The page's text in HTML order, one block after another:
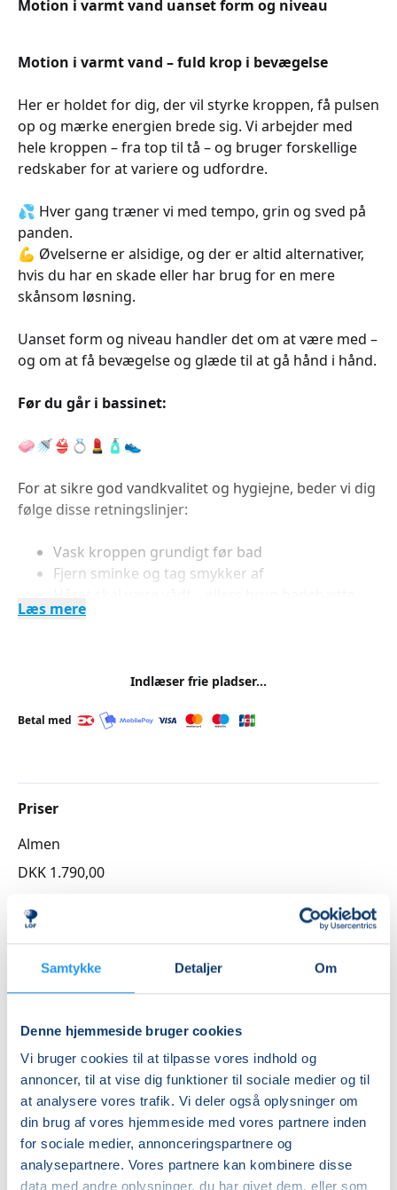
Samtykke Detaljer Om
Denne hjemmeside bruger cookies
Vi bruger cookies til at tilpasse vores indhold og
annoncer, til at vise dig funktioner til sociale medier og til
at analysere vores trafik. Vi deler også oplysninger om
din brug af vores hjemmeside med vores partnere inden
for sociale medier, annonceringspartnere og
analysepartnere. Vores partnere kan kombinere disse
data med andre oplysninger, du har givet dem, eller som
Motion i varmt vand uanset form og niveau
Motion i varmt vand – fuld krop i bevægelse
Her er holdet for dig, der vil styrke kroppen, få pulsen
op og mærke energien brede sig. Vi arbejder med
hele kroppen – fra top til tå – og bruger forskellige
redskaber for at variere og udfordre.
💦 Hver gang træner vi med tempo, grin og sved på
panden.
💪 Øvelserne er alsidige, og der er altid alternativer,
hvis du har en skade eller har brug for en mere
skånsom løsning.
Uanset form og niveau handler det om at være med –
og om at få bevægelse og glæde til at gå hånd i hånd.
Før du går i bassinet:
🧼🚿👙💍💄🧴👟
For at sikre god vandkvalitet og hygiejne, beder vi dig
følge disse retningslinjer:
Vask kroppen grundigt før bad
Fjern sminke og tag smykker af
Dæk sår med englehud (almindeligt plaster dur
Vent med parfume, hårlak og spray til du
Læs mere
Indlæser frie pladser...
Betal med
Priser
Almen
DKK 1.790,00
Info
mandag 17.08.2026, kl. 15.15 - 16.00
Sidste mødegang
mandag 11.01.2027, kl. 15.15 - 16.00
Antal mødegange
20 mødegange
Adresse